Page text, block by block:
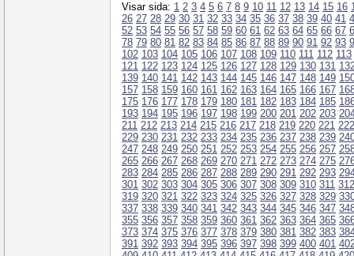
Visar sida: 1 2 3 4 5 6 7 8 9 10 11 12 13 14 15 16
26 27 28 29 30 31 32 33 34 35 36 37 38 39 40 41
52 53 54 55 56 57 58 59 60 61 62 63 64 65 66 67
78 79 80 81 82 83 84 85 86 87 88 89 90 91 92 93
102 103 104 105 106 107 108 109 110 111 112 113
121 122 123 124 125 126 127 128 129 130 131
139 140 141 142 143 144 145 146 147 148 149
157 158 159 160 161 162 163 164 165 166 167
175 176 177 178 179 180 181 182 183 184 185
193 194 195 196 197 198 199 200 201 202 203
211 212 213 214 215 216 217 218 219 220 221 222
229 230 231 232 233 234 235 236 237 238 239
247 248 249 250 251 252 253 254 255 256 257
265 266 267 268 269 270 271 272 273 274 275
283 284 285 286 287 288 289 290 291 292 293
301 302 303 304 305 306 307 308 309 310 311 312
319 320 321 322 323 324 325 326 327 328 329
337 338 339 340 341 342 343 344 345 346 347
355 356 357 358 359 360 361 362 363 364 365
373 374 375 376 377 378 379 380 381 382 383
391 392 393 394 395 396 397 398 399 400 401